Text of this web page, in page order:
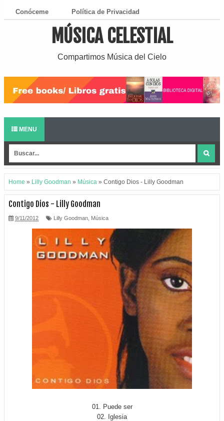
Conóceme Política de Privacidad
¿Cómo Descargar?MÚSICA CELESTIAL
Compartimos Música del Cielo
MENU
Home » Lilly Goodman » Música » Contigo Dios - Lilly Goodman
Contigo Dios - Lilly Goodman
9/11/2012 Lilly Goodman Música
01. Puede ser
02. Iglesia